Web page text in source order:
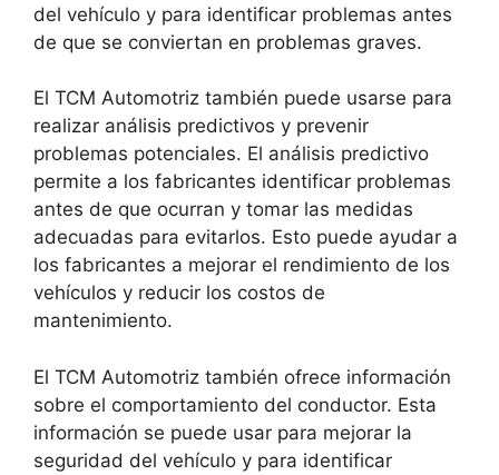
del vehículo y para identificar problemas antes
de que se conviertan en problemas graves.
El TCM Automotriz también puede usarse para
realizar análisis predictivos y prevenir
problemas potenciales. El análisis predictivo
permite a los fabricantes identificar problemas
antes de que ocurran y tomar las medidas
adecuadas para evitarlos. Esto puede ayudar a
los fabricantes a mejorar el rendimiento de los
vehículos y reducir los costos de
mantenimiento.
El TCM Automotriz también ofrece información
sobre el comportamiento del conductor. Esta
información se puede usar para mejorar la
seguridad del vehículo y para identificar